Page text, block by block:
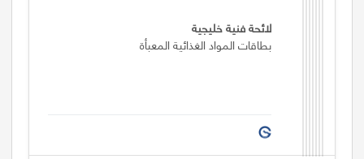
لائحة فنية خليجية
بطاقات المواد الغذائية المعبأة